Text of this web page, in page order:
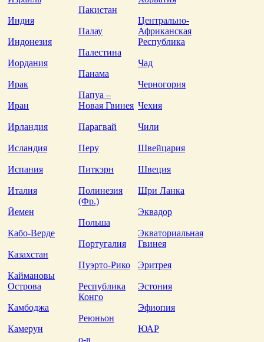
Индия
Индонезия
Иордания
Ирак
Иран
Ирландия
Исландия
Испания
Италия
Йемен
Кабо-Верде
Казахстан
Каймановы
Острова
Камбоджа
Камерун
Пакистан
Палау
Палестина
Панама
Папуа –
Новая Гвинея
Парагвай
Перу
Питкэрн
Полинезия
(Фр.)
Польша
Португалия
Пуэрто-Рико
Республика
Конго
Реюньон
о-в
Центрально-
Африканская
Республика
Чад
Черногория
Чехия
Чили
Швейцария
Швеция
Шри Ланка
Эквадор
Экваториальная
Гвинея
Эритрея
Эстония
Эфиопия
ЮАР